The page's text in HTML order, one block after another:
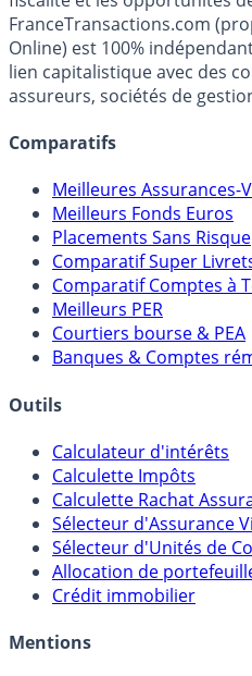
FranceTransactions.com
Online) est 100%
lien capitalistique avec des
assureurs, sociétés de
Comparatifs
Meilleures Assurances-
Meilleurs Fonds Euros
Placements Sans Risque
Comparatif Super
Comparatif Comptes à
Meilleurs PER
Courtiers bourse & PEA
Banques & Comptes
Outils
Calculateur d'intérêts
Calculette Impôts
Calculette Rachat
Sélecteur d'Assurance
Sélecteur d'Unités de
Allocation de
Crédit immobilier
Mentions